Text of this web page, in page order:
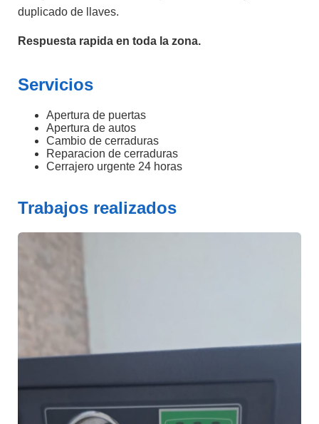
duplicado de llaves.
Respuesta rapida en toda la zona.
Servicios
Apertura de puertas
Apertura de autos
Cambio de cerraduras
Reparacion de cerraduras
Cerrajero urgente 24 horas
Trabajos realizados